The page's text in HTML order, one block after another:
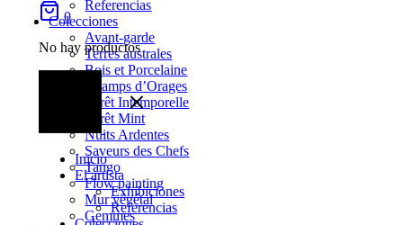
Referencias
Colecciones
Avant-garde
Terres australes
Bois et Porcelaine
Champs d’Orages
Forêt Intemporelle
Forêt Mint
Nuits Ardentes
Saveurs des Chefs
Tango
Flow painting
Mur végétal
Gemmes
0
No hay productos
Inicio
El artista
Exhibiciones
Referencias